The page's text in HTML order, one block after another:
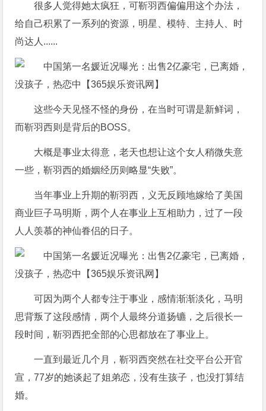
很多人觉得她太疯狂，可靳羽西偏偏用这个办法，
给自己积累了一系列的资源，明星、模特、主持人、时
尚达人......
这些今天见怪不怪的身份，在当时可谓是新鲜词，
而靳羽西则是背后的BOSS。
大概是事业太得意，老天也想让这个女人稍微失意
一些，靳羽西的婚姻经历则略显“失败”。
当年事业上升期的靳羽西，义无反顾地嫁给了美国
商业巨子马明斯，两个人在事业上互相助力，过了一段
人人羡慕的神仙眷侣的日子。
可因为两个人都专注于事业，感情渐渐淡化，马明
思背叛了这段感情，两个人最终分道扬镳，之后很长一
段时间，靳羽西把全部的心思都放在了事业上。
一直到最近几个月，靳羽西突然在社交平台公开官
宣，77岁的她谈起了姐弟恋，没有生孩子，也没打算结
婚。